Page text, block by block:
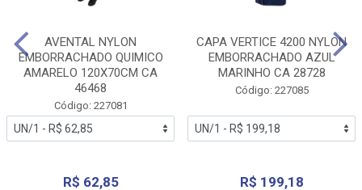
AVENTAL NYLON
EMBORRACHADO QUIMICO
AMARELO 120X70CM CA
46468
Código: 227081
R$ 62,85
CAPA VERTICE 4200 NYLON
EMBORRACHADO AZUL
MARINHO CA 28728
Código: 227085
R$ 199,18